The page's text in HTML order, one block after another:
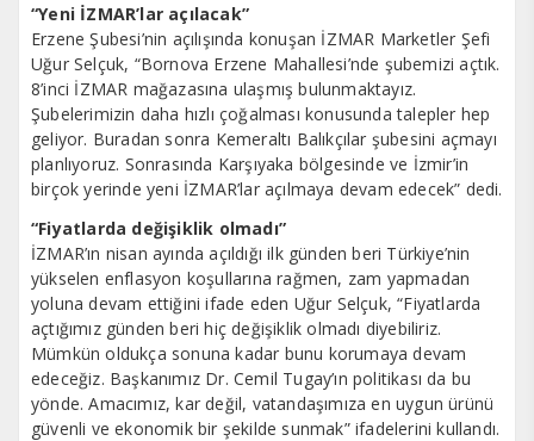
“Yeni İZMAR’lar açılacak”
Erzene Şubesi’nin açılışında konuşan İZMAR Marketler Şefi
Uğur Selçuk, “Bornova Erzene Mahallesi’nde şubemizi açtık.
8’inci İZMAR mağazasına ulaşmış bulunmaktayız.
Şubelerimizin daha hızlı çoğalması konusunda talepler hep
geliyor. Buradan sonra Kemeraltı Balıkçılar şubesini açmayı
planlıyoruz. Sonrasında Karşıyaka bölgesinde ve İzmir’in
birçok yerinde yeni İZMAR’lar açılmaya devam edecek” dedi.
“Fiyatlarda değişiklik olmadı”
İZMAR’ın nisan ayında açıldığı ilk günden beri Türkiye’nin
yükselen enflasyon koşullarına rağmen, zam yapmadan
yoluna devam ettiğini ifade eden Uğur Selçuk, “Fiyatlarda
açtığımız günden beri hiç değişiklik olmadı diyebiliriz.
Mümkün oldukça sonuna kadar bunu korumaya devam
edeceğiz. Başkanımız Dr. Cemil Tugay’ın politikası da bu
yönde. Amacımız, kar değil, vatandaşımıza en uygun ürünü
güvenli ve ekonomik bir şekilde sunmak” ifadelerini kullandı.